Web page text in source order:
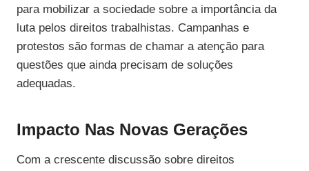
para mobilizar a sociedade sobre a importância da
luta pelos direitos trabalhistas. Campanhas e
protestos são formas de chamar a atenção para
questões que ainda precisam de soluções
adequadas.
Impacto Nas Novas Gerações
Com a crescente discussão sobre direitos